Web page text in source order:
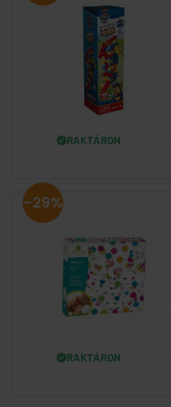
RAKTÁRON
-29%
RAKTÁRON